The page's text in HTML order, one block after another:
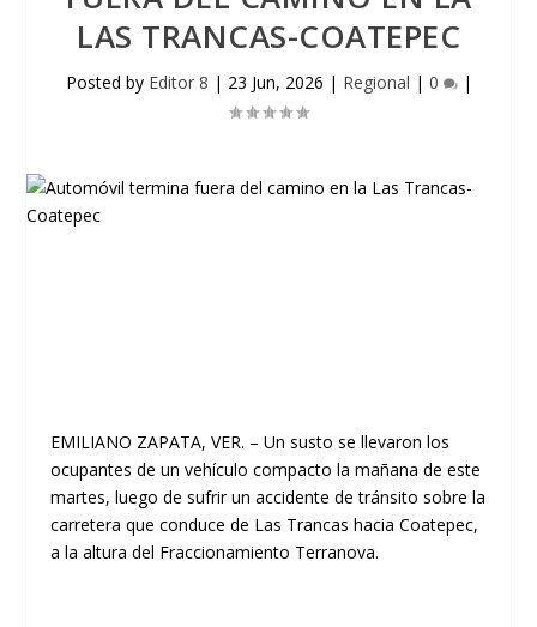
LAS TRANCAS-COATEPEC
Posted by Editor 8 | 23 Jun, 2026 | Regional | 0 |
EMILIANO ZAPATA, VER. – Un susto se llevaron los
ocupantes de un vehículo compacto la mañana de este
martes, luego de sufrir un accidente de tránsito sobre la
carretera que conduce de Las Trancas hacia Coatepec,
a la altura del Fraccionamiento Terranova.